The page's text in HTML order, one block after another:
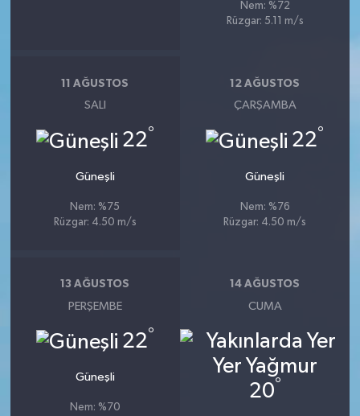
Nem: %72
Rüzgar: 5.11 m/s
11 AĞUSTOS
SALI
22°
Güneşli
Nem: %75
Rüzgar: 4.50 m/s
12 AĞUSTOS
ÇARŞAMBA
22°
Güneşli
Nem: %76
Rüzgar: 4.50 m/s
13 AĞUSTOS
PERŞEMBE
22°
Güneşli
Nem: %70
14 AĞUSTOS
CUMA
20°